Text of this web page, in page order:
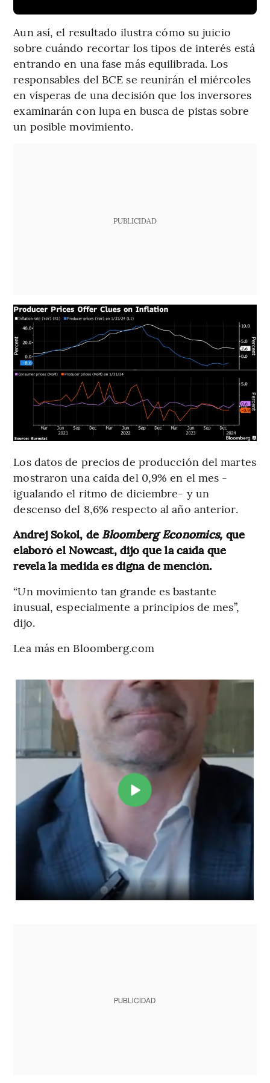
Aun así, el resultado ilustra cómo su juicio
sobre cuándo recortar los tipos de interés está
entrando en una fase más equilibrada. Los
responsables del BCE se reunirán el miércoles
en vísperas de una decisión que los inversores
examinarán con lupa en busca de pistas sobre
un posible movimiento.
PUBLICIDAD
Los datos de precios de producción del martes
mostraron una caída del 0,9% en el mes -
igualando el ritmo de diciembre- y un
descenso del 8,6% respecto al año anterior.
Andrej Sokol, de Bloomberg Economics, que
elaboró el Nowcast, dijo que la caída que
revela la medida es digna de mención.
“Un movimiento tan grande es bastante
inusual, especialmente a principios de mes”,
dijo.
Lea más en Bloomberg.com
PUBLICIDAD